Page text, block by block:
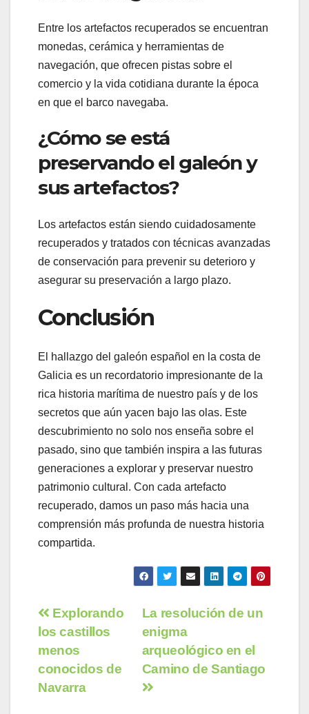
Entre los artefactos recuperados se encuentran
monedas, cerámica y herramientas de
navegación, que ofrecen pistas sobre el
comercio y la vida cotidiana durante la época
en que el barco navegaba.
¿Cómo se está
preservando el galeón y
sus artefactos?
Los artefactos están siendo cuidadosamente
recuperados y tratados con técnicas avanzadas
de conservación para prevenir su deterioro y
asegurar su preservación a largo plazo.
Conclusión
El hallazgo del galeón español en la costa de
Galicia es un recordatorio impresionante de la
rica historia marítima de nuestro país y de los
secretos que aún yacen bajo las olas. Este
descubrimiento no solo nos enseña sobre el
pasado, sino que también inspira a las futuras
generaciones a explorar y preservar nuestro
patrimonio cultural. Con cada artefacto
recuperado, damos un paso más hacia una
comprensión más profunda de nuestra historia
compartida.
Navegación
de
entradas
La resolución de un
enigma
arqueológico en el
Camino de Santiago
Explorando
los castillos
menos
conocidos de
Navarra